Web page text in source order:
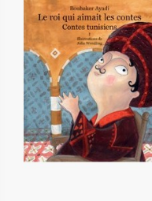
Le roi qui aimait les contes -
Tome 1
12,20 €